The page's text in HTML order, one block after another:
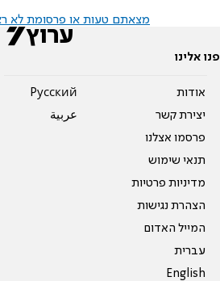
מצאתם טעות או פרסומת לא
פנו אלינו
אודות
יצירת קשר
פרסמו אצלנו
תנאי שימוש
מדיניות פרטיות
הצהרת נגישות
המייל האדום
עברית
English
Pусский
عربية